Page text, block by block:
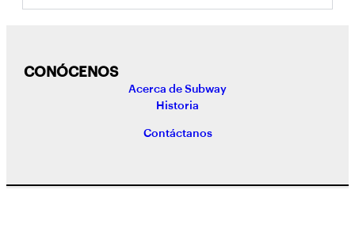
CONÓCENOS
Acerca de Subway
Historia
Contáctanos